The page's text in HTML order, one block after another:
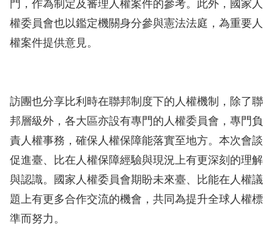
擇
語
回
首
頁
門，作為制定及審理人權案件的參考。此外，國家人
權委員會也以鑑定機關身分參與憲法法庭，為重要人
權案件提供意見。
訪團也分享比利時在聯邦制度下的人權機制，除了聯
邦層級外，各大區亦設有專門的人權委員會，專門負
責人權事務，確保人權保障能落實至地方。本次會談
促進臺、比在人權保障經驗與現況上有更深刻的理解
與認識。國家人權委員會期盼未來臺、比能在人權議
題上有更多合作交流的機會，共同為提升全球人權標
準而努力。